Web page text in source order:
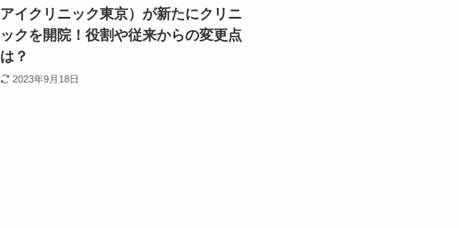
アイクリニック東京）が新たにクリニ
ックを開院！役割や従来からの変更点
は？
2023年9月18日